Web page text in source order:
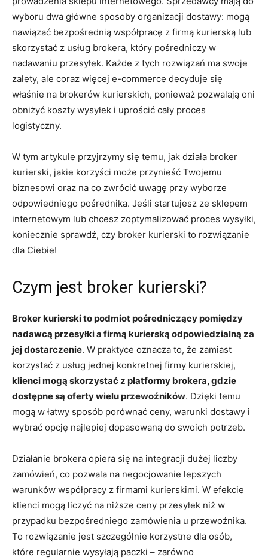
wyboru dwa główne sposoby organizacji dostawy: mogą
nawiązać bezpośrednią współpracę z firmą kurierską lub
skorzystać z usług brokera, który pośredniczy w
nadawaniu przesyłek. Każde z tych rozwiązań ma swoje
zalety, ale coraz więcej e-commerce decyduje się
właśnie na brokerów kurierskich, ponieważ pozwalają oni
obniżyć koszty wysyłek i uprościć cały proces
logistyczny.
W tym artykule przyjrzymy się temu, jak działa broker
kurierski, jakie korzyści może przynieść Twojemu
biznesowi oraz na co zwrócić uwagę przy wyborze
odpowiedniego pośrednika. Jeśli startujesz ze sklepem
internetowym lub chcesz zoptymalizować proces wysyłki,
koniecznie sprawdź, czy broker kurierski to rozwiązanie
dla Ciebie!
Czym jest broker kurierski?
Broker kurierski to podmiot pośredniczący pomiędzy
nadawcą przesyłki a firmą kurierską odpowiedzialną za
jej dostarczenie. W praktyce oznacza to, że zamiast
korzystać z usług jednej konkretnej firmy kurierskiej,
klienci mogą skorzystać z platformy brokera, gdzie
dostępne są oferty wielu przewoźników. Dzięki temu
mogą w łatwy sposób porównać ceny, warunki dostawy i
wybrać opcję najlepiej dopasowaną do swoich potrzeb.
Działanie brokera opiera się na integracji dużej liczby
zamówień, co pozwala na negocjowanie lepszych
warunków współpracy z firmami kurierskimi. W efekcie
klienci mogą liczyć na niższe ceny przesyłek niż w
przypadku bezpośredniego zamówienia u przewoźnika.
To rozwiązanie jest szczególnie korzystne dla osób,
które regularnie wysyłają paczki – zarówno